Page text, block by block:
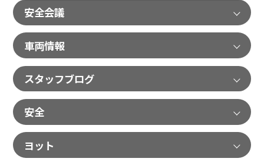
安全会議
車両情報
スタッフブログ
安全
ヨット